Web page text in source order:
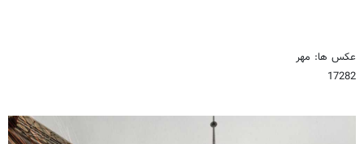
عکس ها: مهر
17282